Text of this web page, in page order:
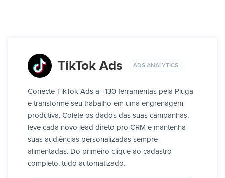
TikTok Ads ADS ANALYTICS
Conecte TikTok Ads a +130 ferramentas pela Pluga
e transforme seu trabalho em uma engrenagem
produtiva. Colete os dados das suas campanhas,
leve cada novo lead direto pro CRM e mantenha
suas audiências personalizadas sempre
alimentadas. Do primeiro clique ao cadastro
completo, tudo automatizado.